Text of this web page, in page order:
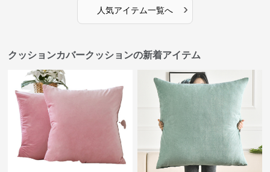
人気アイテム一覧へ ›
クッションカバークッションの新着アイテム